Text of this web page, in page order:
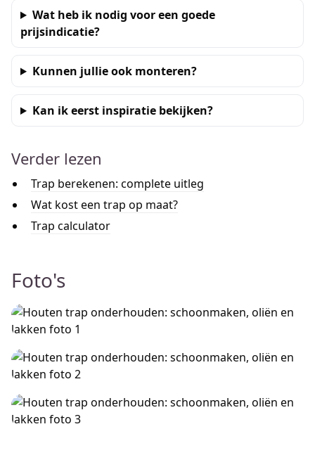
Wat heb ik nodig voor een goede
prijsindicatie?
Kunnen jullie ook monteren?
Kan ik eerst inspiratie bekijken?
Verder lezen
Trap berekenen: complete uitleg
Wat kost een trap op maat?
Trap calculator
Foto's